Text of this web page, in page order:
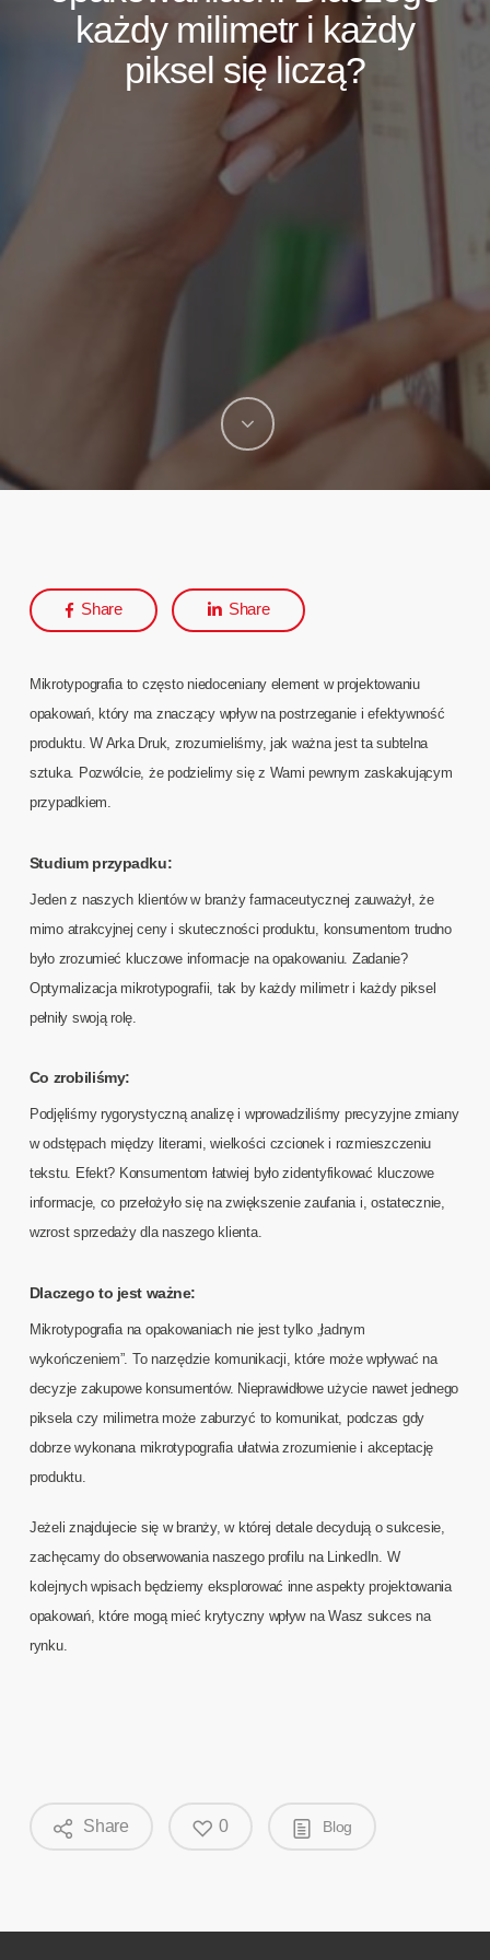
każdy milimetr i każdy
piksel się liczą?
Share Share
Mikrotypografia to często niedoceniany element w projektowaniu
opakowań, który ma znaczący wpływ na postrzeganie i efektywność
produktu. W Arka Druk, zrozumieliśmy, jak ważna jest ta subtelna
sztuka. Pozwólcie, że podzielimy się z Wami pewnym zaskakującym
przypadkiem.
Studium przypadku:
Jeden z naszych klientów w branży farmaceutycznej zauważył, że
mimo atrakcyjnej ceny i skuteczności produktu, konsumentom trudno
było zrozumieć kluczowe informacje na opakowaniu. Zadanie?
Optymalizacja mikrotypografii, tak by każdy milimetr i każdy piksel
pełniły swoją rolę.
Co zrobiliśmy:
Podjęliśmy rygorystyczną analizę i wprowadziliśmy precyzyjne zmiany
w odstępach między literami, wielkości czcionek i rozmieszczeniu
tekstu. Efekt? Konsumentom łatwiej było zidentyfikować kluczowe
informacje, co przełożyło się na zwiększenie zaufania i, ostatecznie,
wzrost sprzedaży dla naszego klienta.
Dlaczego to jest ważne:
Mikrotypografia na opakowaniach nie jest tylko „ładnym
wykończeniem”. To narzędzie komunikacji, które może wpływać na
decyzje zakupowe konsumentów. Nieprawidłowe użycie nawet jednego
piksela czy milimetra może zaburzyć to komunikat, podczas gdy
dobrze wykonana mikrotypografia ułatwia zrozumienie i akceptację
produktu.
Jeżeli znajdujecie się w branży, w której detale decydują o sukcesie,
zachęcamy do obserwowania naszego profilu na LinkedIn. W
kolejnych wpisach będziemy eksplorować inne aspekty projektowania
opakowań, które mogą mieć krytyczny wpływ na Wasz sukces na
rynku.
Share 0 Blog